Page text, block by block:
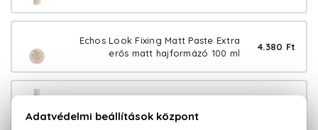
Echos Look Fixing Matt Paste Extra
erős matt hajformázó 100 ml
4.380 Ft
hajlakk 500 ml